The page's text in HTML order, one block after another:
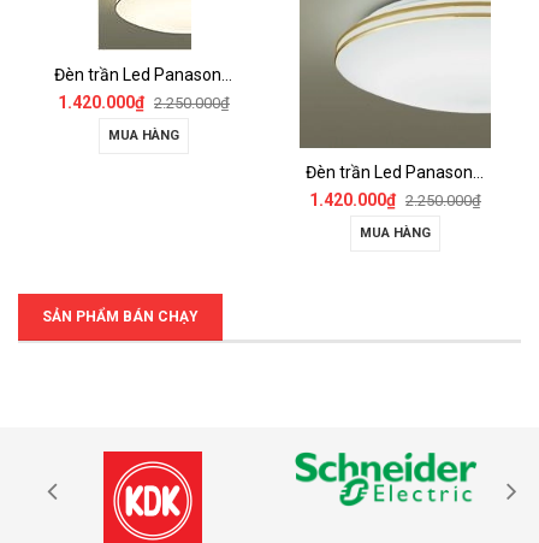
1.420.000₫ 2.250.000₫
MUA HÀNG
1.420.000₫ 2.250.000₫
MUA HÀNG
SẢN PHẨM BÁN CHẠY